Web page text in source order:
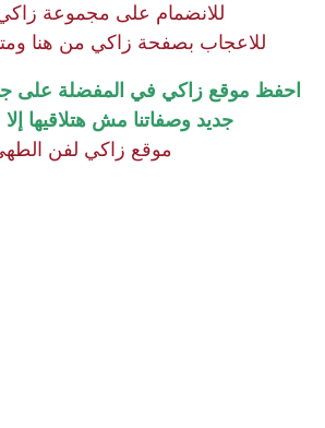
للانضمام على مجموعة
للاعجاب بصفحة زاكي من هنا
احفظ موقع زاكي في المفضلة على
جديد وصفاتنا مش هتلاقيها
موقع زاكي لفن